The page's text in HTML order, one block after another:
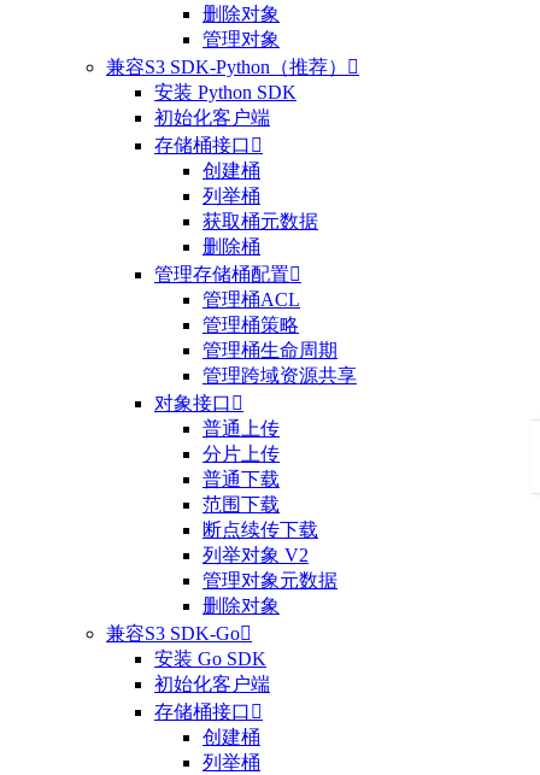
删除对象
管理对象
兼容S3 SDK-Python（推荐）

安装 Python SDK
初始化客户端
存储桶接口 
创建桶
列举桶
获取桶元数据
删除桶
管理存储桶配置
管理桶ACL
管理桶策略
管理桶生命周期
管理跨域资源共享
对象接口 
普通上传
分片上传
普通下载
范围下载
断点续传下载
列举对象 V2
管理对象元数据
删除对象
兼容S3 SDK-Go
安装 Go SDK
初始化客户端
存储桶接口 
创建桶
列举桶